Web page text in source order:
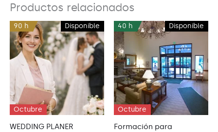
Productos relacionados
90 h
Octubre
Disponible
WEDDING PLANER
Octubre
Disponible
40 h
Formación para